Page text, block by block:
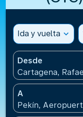
Ida y vuelta expand_more
Desde
Cartagena,
A
Pekín,